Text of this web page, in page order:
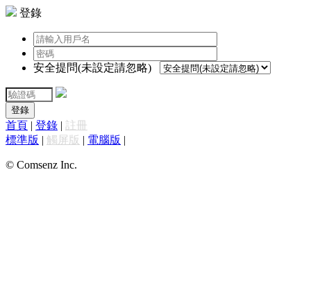
登錄
安全提問(未設定請忽略)
登錄
首頁 | 登錄 | 註冊
標準版 | 觸屏版 | 電腦版 |
© Comsenz Inc.